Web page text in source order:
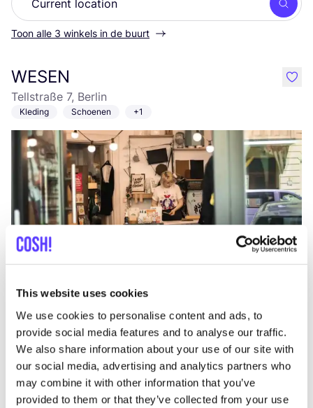
This website uses cookies
We use cookies to personalise content and ads, to
provide social media features and to analyse our traffic.
We also share information about your use of our site with
our social media, advertising and analytics partners who
may combine it with other information that you’ve
provided to them or that they’ve collected from your use
Zoek
Toon alle 3 winkels in de buurt
WESEN
Tellstraße 7, Berlin
Kleding Schoenen +1
like
Ninyes
Dosentintie 7D, Helsinki
2e hands Kleding +2